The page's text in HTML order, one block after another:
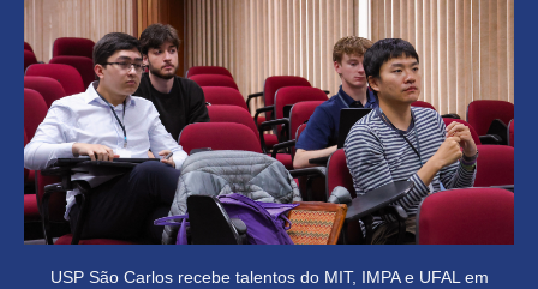
USP São Carlos recebe talentos do MIT, IMPA e UFAL em